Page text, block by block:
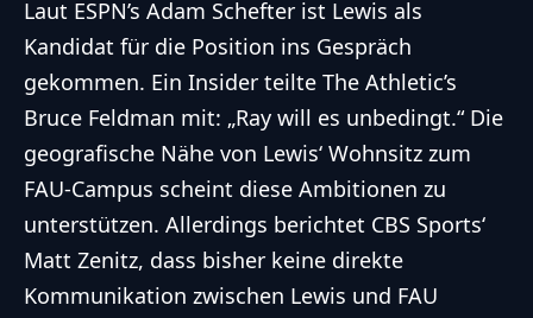
Laut ESPN’s Adam Schefter ist Lewis als
Kandidat für die Position ins Gespräch
gekommen. Ein Insider teilte The Athletic’s
Bruce Feldman mit: „Ray will es unbedingt.“ Die
geografische Nähe von Lewis‘ Wohnsitz zum
FAU-Campus scheint diese Ambitionen zu
unterstützen. Allerdings berichtet CBS Sports‘
Matt Zenitz, dass bisher keine direkte
Kommunikation zwischen Lewis und FAU